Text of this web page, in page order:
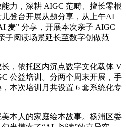
力，深耕 AIGC 范畴、擅长零根
登台开展从题分享，从上午AI
麦” 分享，开展本次亲子 AIGC
子阅读场景延长至数字创做范
，依托区内沉点数字文化载体 V
公益培训。分两个周末开展，手
本次培训月共设置 6 套系统化专
人的家庭绘本故事。杨浦区委